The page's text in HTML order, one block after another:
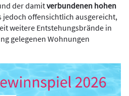
der damitverbundenen hohen
jedoch offensichtlich ausgereicht,
weitere Entstehungsbrände in
gelegenen Wohnungen